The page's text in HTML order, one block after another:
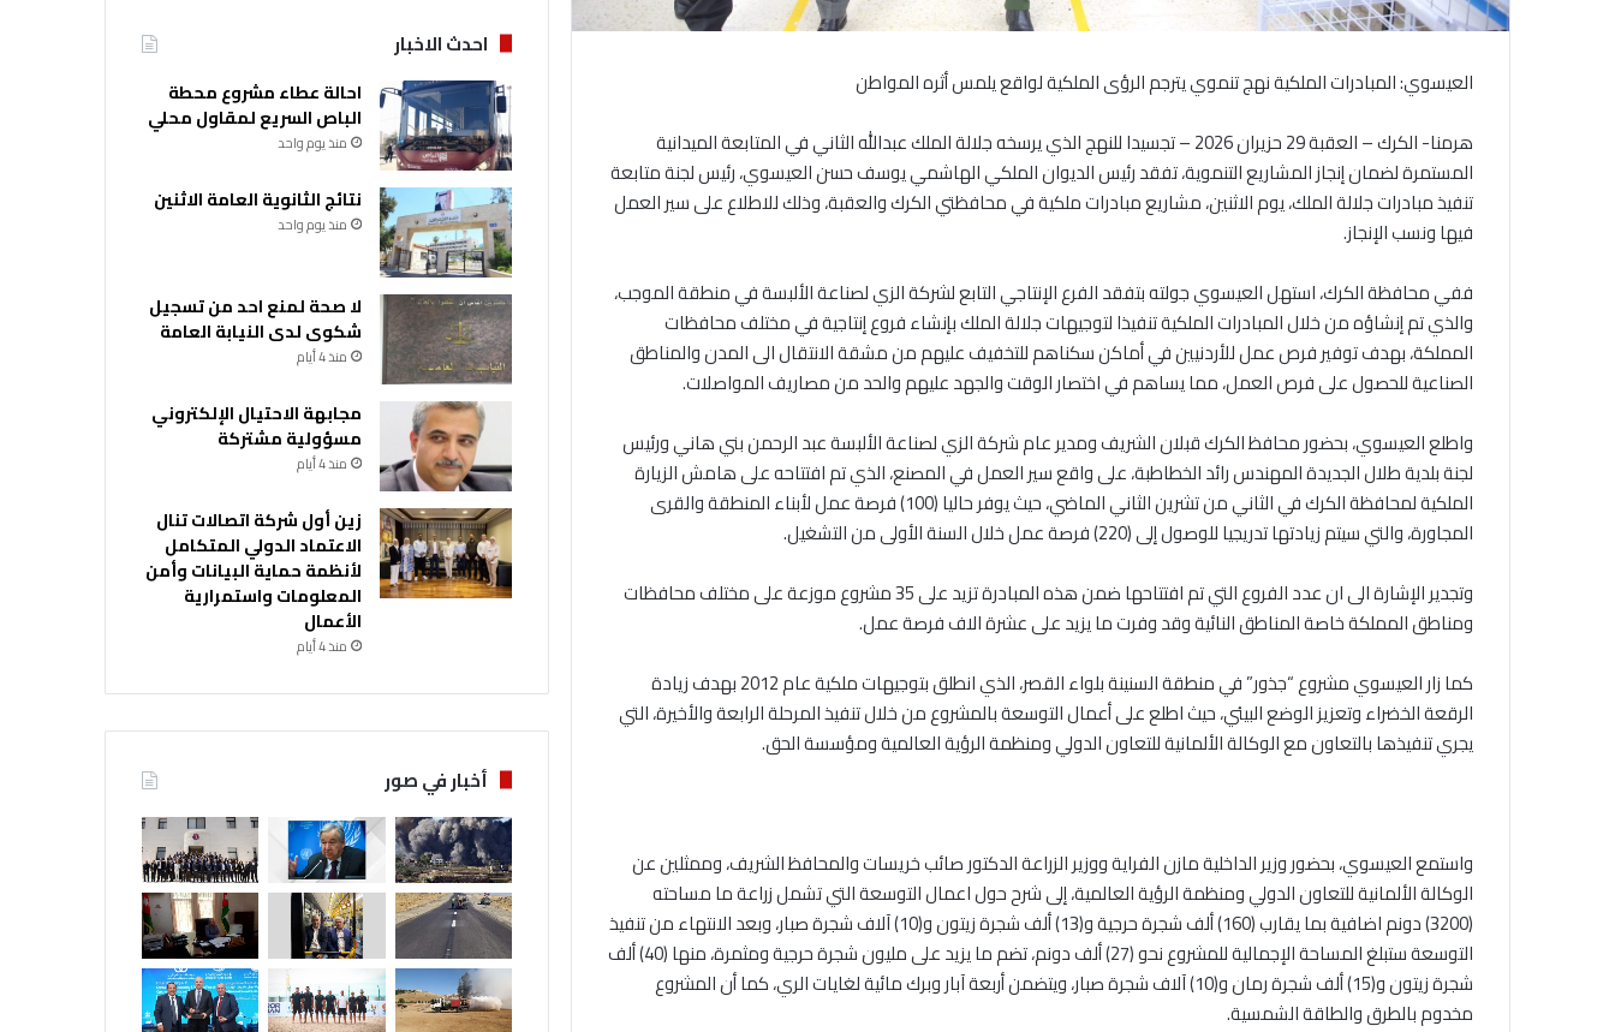
العيسوي: المبادرات الملكية نهج تنموي يترجم الرؤى الملكية لواقع يلمس أثره المواطن
هرمنا- الكرك – العقبة 29 حزيران 2026 – تجسيدا للنهج الذي يرسخه جلالة الملك عبدالله الثاني في المتابعة الميدانية
المستمرة لضمان إنجاز المشاريع التنموية، تفقد رئيس الديوان الملكي الهاشمي يوسف حسن العيسوي، رئيس لجنة متابعة
تنفيذ مبادرات جلالة الملك، يوم الاثنين، مشاريع مبادرات ملكية في محافظتي الكرك والعقبة، وذلك للاطلاع على سير العمل
فيها ونسب الإنجاز.
ففي محافظة الكرك، استهل العيسوي جولته بتفقد الفرع الإنتاجي التابع لشركة الزي لصناعة الألبسة في منطقة الموجب،
والذي تم إنشاؤه من خلال المبادرات الملكية تنفيذا لتوجيهات جلالة الملك بإنشاء فروع إنتاجية في مختلف محافظات
المملكة، بهدف توفير فرص عمل للأردنيين في أماكن سكناهم للتخفيف عليهم من مشقة الانتقال الى المدن والمناطق
الصناعية للحصول على فرص العمل، مما يساهم في اختصار الوقت والجهد عليهم والحد من مصاريف المواصلات.
واطلع العيسوي، بحضور محافظ الكرك قبلان الشريف ومدير عام شركة الزي لصناعة الألبسة عبد الرحمن بني هاني ورئيس
لجنة بلدية طلال الجديدة المهندس رائد الخطاطبة، على واقع سير العمل في المصنع، الذي تم افتتاحه على هامش الزيارة
الملكية لمحافظة الكرك في الثاني من تشرين الثاني الماضي، حيث يوفر حاليا (100) فرصة عمل لأبناء المنطقة والقرى
المجاورة، والتي سيتم زيادتها تدريجيا للوصول إلى (220) فرصة عمل خلال السنة الأولى من التشغيل.
وتجدير الإشارة الى ان عدد الفروع التي تم افتتاحها ضمن هذه المبادرة تزيد على 35 مشروع موزعة على مختلف محافظات
ومناطق المملكة خاصة المناطق النائية وقد وفرت ما يزيد على عشرة الاف فرصة عمل.
كما زار العيسوي مشروع “جذور” في منطقة السنينة بلواء القصر، الذي انطلق بتوجيهات ملكية عام 2012 بهدف زيادة
الرقعة الخضراء وتعزيز الوضع البيئي، حيث اطلع على أعمال التوسعة بالمشروع من خلال تنفيذ المرحلة الرابعة والأخيرة، التي
يجري تنفيذها بالتعاون مع الوكالة الألمانية للتعاون الدولي ومنظمة الرؤية العالمية ومؤسسة الحق.
واستمع العيسوي، بحضور وزير الداخلية مازن الفراية ووزير الزراعة الدكتور صائب خريسات والمحافظ الشريف، وممثلين عن
الوكالة الألمانية للتعاون الدولي ومنظمة الرؤية العالمية، إلى شرح حول اعمال التوسعة التي تشمل زراعة ما مساحته
(3200) دونم اضافية بما يقارب (160) ألف شجرة حرجية و(13) ألف شجرة زيتون و(10) آلاف شجرة صبار، وبعد الانتهاء من تنفيذ
التوسعة ستبلغ المساحة الإجمالية للمشروع نحو (27) ألف دونم، تضم ما يزيد على مليون شجرة حرجية ومثمرة، منها (40) ألف
شجرة زيتون و(15) ألف شجرة رمان و(10) آلاف شجرة صبار، ويتضمن أربعة آبار وبرك مائية لغايات الري، كما أن المشروع
مخدوم بالطرق والطاقة الشمسية.
احدث الاخبار
احالة عطاء مشروع محطة
الباص السريع لمقاول محلي
منذ يوم واحد
نتائج الثانوية العامة الاثنين
منذ يوم واحد
لا صحة لمنع احد من تسجيل
شكوى لدى النيابة العامة
منذ 4 أيام
مجابهة الاحتيال الإلكتروني
مسؤولية مشتركة
منذ 4 أيام
زين أول شركة اتصالات تنال
الاعتماد الدولي المتكامل
لأنظمة حماية البيانات وأمن
المعلومات واستمرارية
الأعمال
منذ 4 أيام
أخبار في صور